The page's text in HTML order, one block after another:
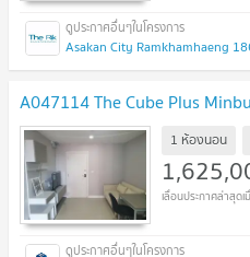
Asakan City Ramkhamhaeng
A047114 The Cube Plus
1 ห้องนอน